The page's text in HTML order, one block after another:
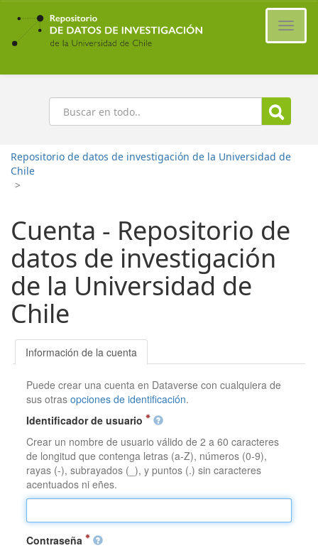
Ir
contenido
principal
Buscar
Repositorio de datos de investigación de la Universidad de
Chile
>
Cuenta - Repositorio de
datos de investigación
de la Universidad de
Chile
Información de la cuenta
Puede crear una cuenta en Dataverse con cualquiera de
sus otrasopciones de identificación.
Identificador de usuario
Crear un nombre de usuario válido de 2 a 60 caracteres
de longitud que contenga letras (a-Z), números (0-9),
rayas (-), subrayados (_), y puntos (.) sin caracteres
acentuados ni eñes.
Contraseña